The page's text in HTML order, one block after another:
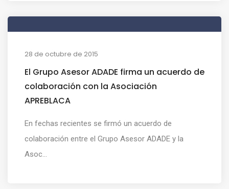
28 de octubre de 2015
El Grupo Asesor ADADE firma un acuerdo de
colaboración con la Asociación
APREBLACA
En fechas recientes se firmó un acuerdo de
colaboración entre el Grupo Asesor ADADE y la
Asoc...